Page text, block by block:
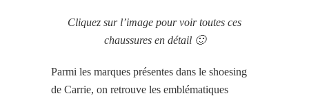
Cliquez sur l’image pour voir toutes ces
chaussures en détail 🙂
Parmi les marques présentes dans le shoesing
de Carrie, on retrouve les emblématiques